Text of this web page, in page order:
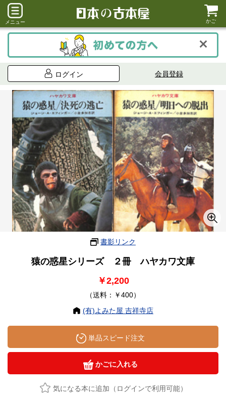
メニュー かご
ログイン 会員登録
書影リンク
猿の惑星シリーズ ２冊 ハヤカワ文庫
￥2,200
（送料：￥400）
(有)よみた屋 吉祥寺店
単品スピード注文
かごに入れる
気になる本に追加（ログインで利用可能）